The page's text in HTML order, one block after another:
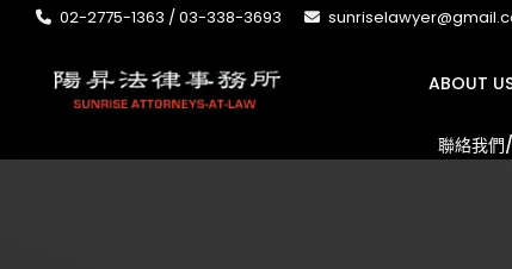
02-2775-1363 / 03-338-3693
ABOUT
聯絡我們